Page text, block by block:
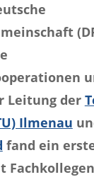
Leitung der
Ilmenau
fand ein